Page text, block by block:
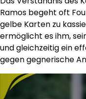
Ramos begeht oft
gelbe Karten zu
ermöglicht es ihm,
und gleichzeitig ein
gegen gegnerische